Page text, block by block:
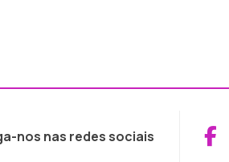
nos nas redes sociais